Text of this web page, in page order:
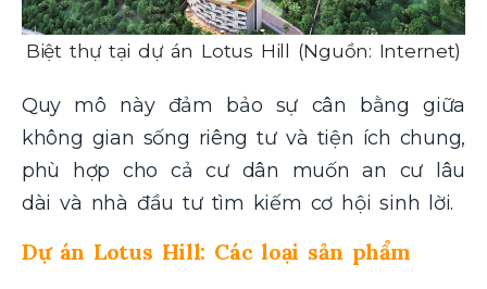
Biệt thự tại dự án Lotus Hill (Nguồn: Internet)
Quy mô này đảm bảo sự cân bằng giữa
không gian sống riêng tư và tiện ích chung,
phù hợp cho cả cư dân muốn an cư lâu
dài và nhà đầu tư tìm kiếm cơ hội sinh lời.
Dự án Lotus Hill: Các loại sản phẩm